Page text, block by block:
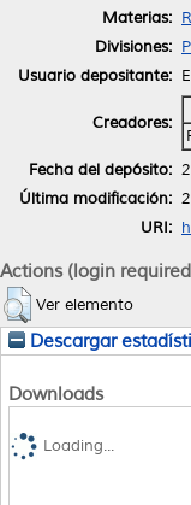
Materias:
Divisiones:
Usuario depositante:
Creadores:
Fecha del depósito:
Última modificación:
URI:
Actions (login
Ver elemento
Descargar
Downloads
Loading...